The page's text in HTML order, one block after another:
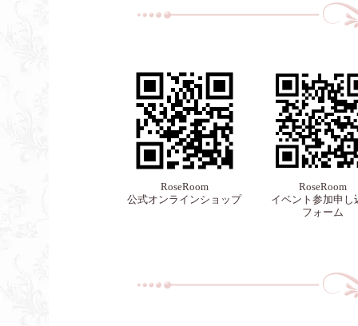
RoseRoom
公式オンラインショップ
RoseRoom
イベント参加申し
フォーム